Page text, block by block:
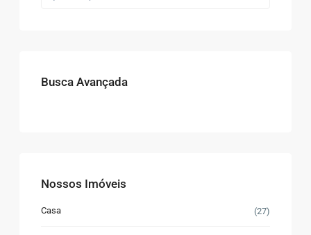
Busca Avançada
Nossos Imóveis
Casa (27)